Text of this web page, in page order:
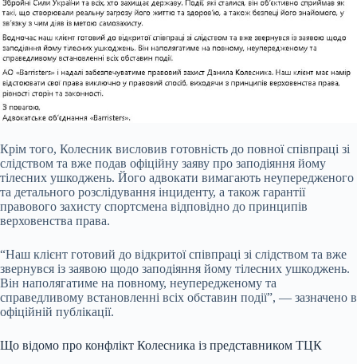
Крім того, Колесник висловив готовність до повної співпраці зі
слідством та вже подав офіційну заяву про заподіяння йому
тілесних ушкоджень. Його адвокати вимагають неупередженого
та детального розслідування інциденту, а також гарантії
правового захисту спортсмена відповідно до принципів
верховенства права.
“Наш клієнт готовий до відкритої співпраці зі слідством та вже
звернувся із заявою щодо заподіяння йому тілесних ушкоджень.
Він наполягатиме на повному, неупередженому та
справедливому встановленні всіх обставин події”, — зазначено в
офіційній публікації.
Що відомо про конфлікт Колесника із представником ТЦК